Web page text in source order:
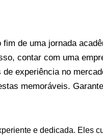
de uma jornada
contar com uma
de experiência no
memoráveis.
e dedicada. Eles